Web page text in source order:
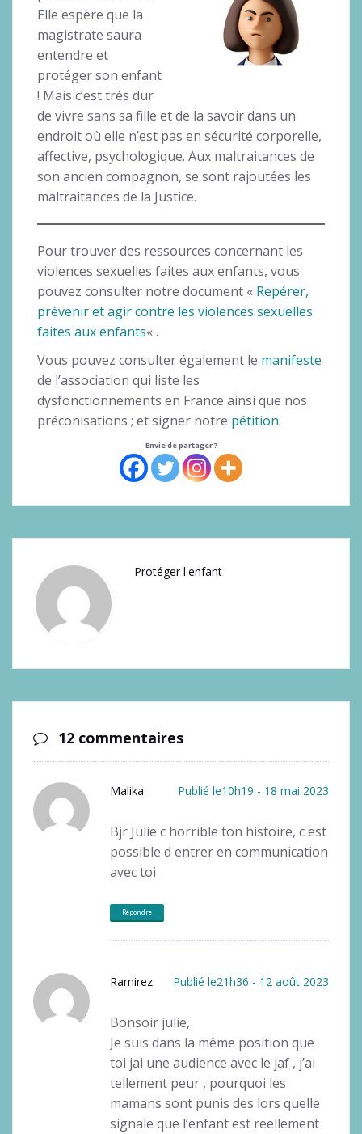
Elle espère que la
magistrate saura
entendre et
protéger son enfant
! Mais c’est très dur
de vivre sans sa fille et de la savoir dans un
endroit où elle n’est pas en sécurité corporelle,
affective, psychologique. Aux maltraitances de
son ancien compagnon, se sont rajoutées les
maltraitances de la Justice.
Pour trouver des ressources concernant les
violences sexuelles faites aux enfants, vous
pouvez consulter notre document « Repérer,
prévenir et agir contre les violences sexuelles
faites aux enfants« .
Vous pouvez consulter également le manifeste
de l’association qui liste les
dysfonctionnements en France ainsi que nos
préconisations ; et signer notre pétition.
Envie de partager ?
Protéger l'enfant
12 commentaires
Malika Publié le10h19 - 18 mai 2023
Bjr Julie c horrible ton histoire, c est
possible d entrer en communication
avec toi
Répondre
Ramirez Publié le21h36 - 12 août 2023
Bonsoir julie,
Je suis dans la même position que
toi jai une audience avec le jaf , j’ai
tellement peur , pourquoi les
mamans sont punis des lors quelle
signale que l’enfant est reellement